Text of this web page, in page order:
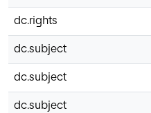
dc.rights
dc.subject
dc.subject
dc.subject